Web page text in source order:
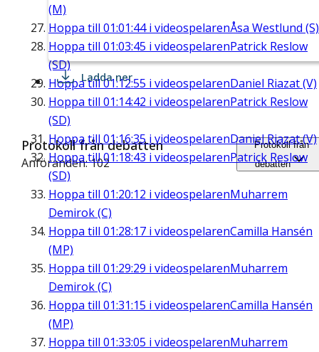
(M)
Hoppa till 01:01:44i videospelarenÅsa Westlund (S)
Hoppa till 01:03:45 i videospelarenPatrick Reslow
(SD)
Hoppa till01:12:55 i videospelarenDaniel Riazat (V)
Hoppa till 01:14:42 i videospelarenPatrick Reslow
(SD)
Hoppa till 01:16:35 i videospelarenDaniel Riazat (V)
Hoppa till01:18:43 i videospelarenPatrick Reslow
(SD)
Hoppa till 01:20:12 i videospelarenMuharrem
Demirok (C)
Hoppa till 01:28:17 i videospelarenCamilla Hansén
(MP)
Hoppa till 01:29:29 i videospelarenMuharrem
Demirok (C)
Hoppa till 01:31:15 i videospelarenCamilla Hansén
(MP)
Hoppa till 01:33:05 i videospelarenMuharrem
Ladda ner
Protokoll från debatten
Anföranden: 102
Protokoll från
debatten